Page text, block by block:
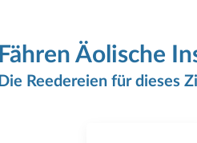
Fähren Äolische
Die Reedereien für dieses